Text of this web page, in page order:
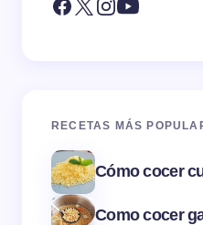
RECETAS MÁS
Cómo cocer
Como cocer